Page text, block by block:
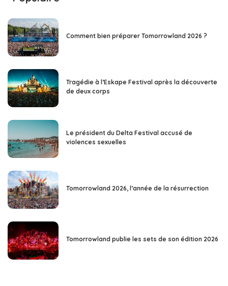
Comment bien préparer Tomorrowland 2026 ?
Tragédie à l’Eskape Festival après la découverte
de deux corps
Le président du Delta Festival accusé de
violences sexuelles
Tomorrowland 2026, l’année de la résurrection
Tomorrowland publie les sets de son édition 2026